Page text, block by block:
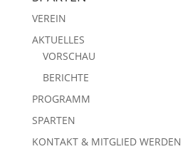
VEREIN
AKTUELLES
VORSCHAU
BERICHTE
PROGRAMM
SPARTEN
KONTAKT & MITGLIED WERDEN